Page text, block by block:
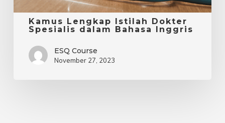
Kamus Lengkap Istilah Dokter
Spesialis dalam Bahasa Inggris
ESQ Course
November 27, 2023